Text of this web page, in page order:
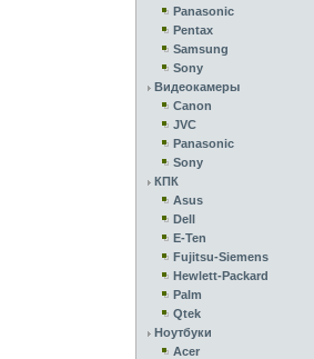
Panasonic
Pentax
Samsung
Sony
Видеокамеры
Canon
JVC
Panasonic
Sony
КПК
Asus
Dell
E-Ten
Fujitsu-Siemens
Hewlett-Packard
Palm
Qtek
Ноутбуки
Acer